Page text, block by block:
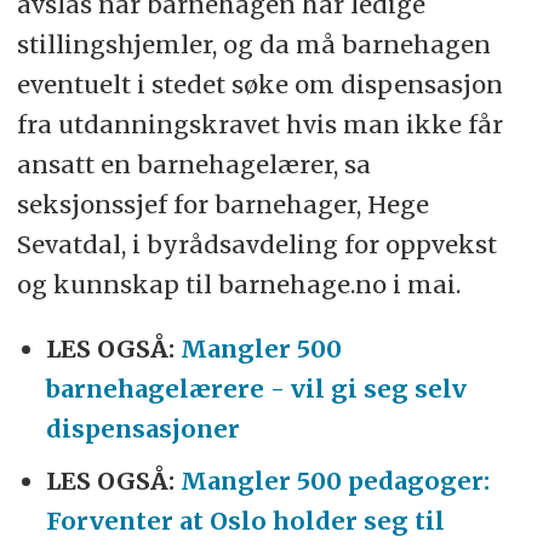
stillingshjemler, og da må barnehagen
eventuelt i stedet søke om dispensasjon
fra utdanningskravet hvis man ikke får
ansatt en barnehagelærer, sa
seksjonssjef for barnehager, Hege
Sevatdal, i byrådsavdeling for oppvekst
og kunnskap til barnehage.no i mai.
LES OGSÅ: Mangler 500
barnehagelærere - vil gi seg selv
dispensasjoner
LES OGSÅ: Mangler 500 pedagoger:
Forventer at Oslo holder seg til